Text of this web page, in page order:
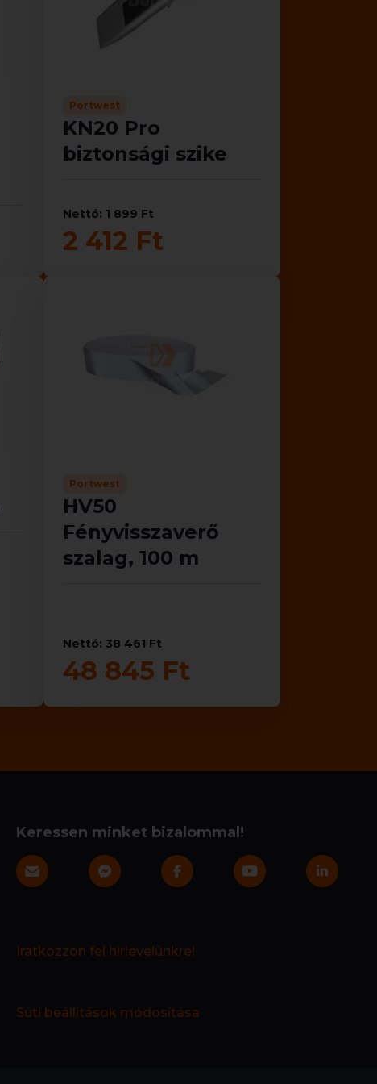
Portwest
KN20 Pro
biztonsági szike
Nettó: 1 899 Ft
2 412 Ft
Portwest
HV50
Fényvisszaverő
szalag, 100 m
Nettó: 38 461 Ft
48 845 Ft
Keressen minket bizalommal!
Iratkozzon fel hírlevelünkre!
Süti beállítások módosítása